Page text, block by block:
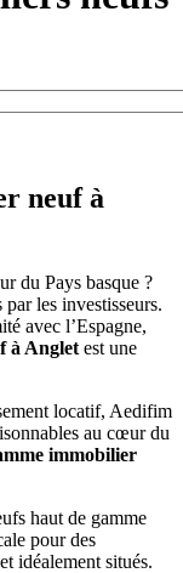
neuf à
du Pays basque ?
les investisseurs.
avec l’Espagne,
à Anglet est une
locatif, Aedifim
au cœur du
immobilier
haut de gamme
pour des
idéalement situés.